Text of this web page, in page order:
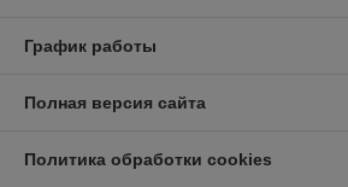
График работы
Полная версия сайта
Политика обработки cookies